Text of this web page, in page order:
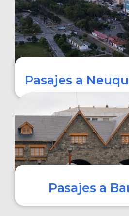
COMPRAR
Pasajes a
COMPRAR
Pasajes a